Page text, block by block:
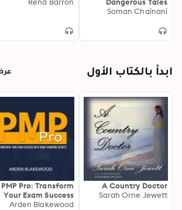
Soman Chainani
ابدأ بالكتاب الأول
A Country Doctor
Sarah Orne Jewett
PMP Pro: Transform
Your Exam Success
Game-Changing
Arden Blakewood